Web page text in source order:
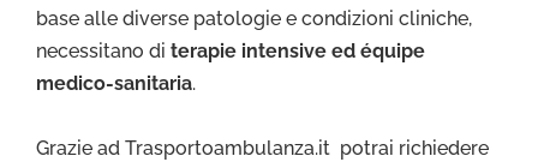
base alle diverse patologie e condizioni cliniche,
necessitano di terapie intensive ed équipe
medico-sanitaria.
Grazie ad Trasportoambulanza.it potrai richiedere